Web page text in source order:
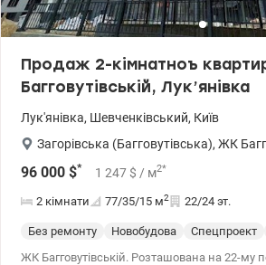
Продаж 2-кімнатноъ
Багговутівській, Лук’янівка
Лук'янівка, Шевченківський, Київ
Загорівська (Багговутівська), ЖК
96 000 $* 1 247 $ / м2*
2 кімнати 77/35/15 м2 22/24 эт.
Без ремонту Новобудова Спецпроект
ЖК Багговутівській. Розташована на 22-му